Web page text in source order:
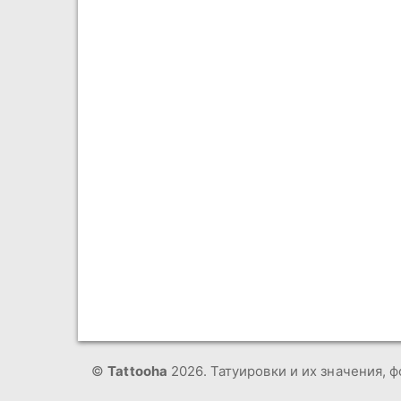
©Tattooha 2026. Татуировки и их значения,